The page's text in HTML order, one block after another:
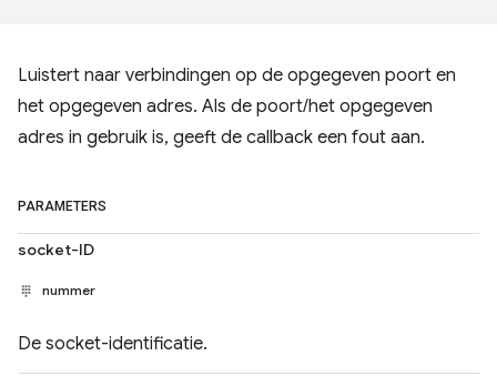
Luistert naar verbindingen op de opgegeven poort en
het opgegeven adres. Als de poort/het opgegeven
adres in gebruik is, geeft de callback een fout aan.
PARAMETERS
socket-ID
nummer
De socket-identificatie.